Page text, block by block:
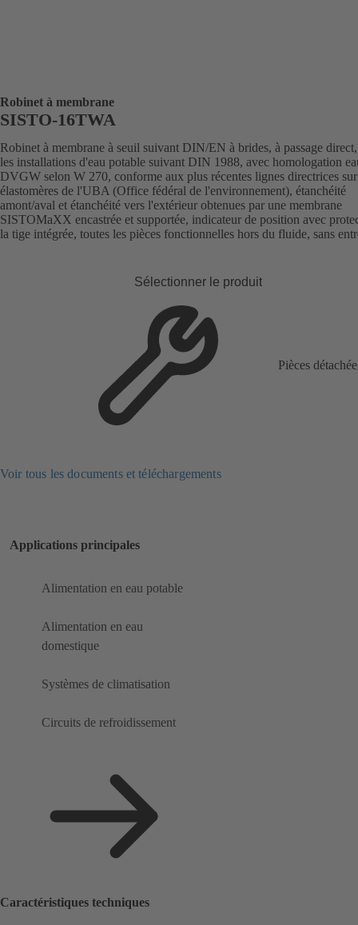
Robinet à membrane
SISTO-16TWA
Robinet à membrane à seuil suivant DIN/EN à brides, à passage
les installations d'eau potable suivant DIN 1988, avec homologation
DVGW selon W 270, conforme aux plus récentes lignes directrices
élastomères de l'UBA (Office fédéral de l'environnement), étanchéité
amont/aval et étanchéité vers l'extérieur obtenues par une membrane
SISTOMaXX encastrée et supportée, indicateur de position avec
la tige intégrée, toutes les pièces fonctionnelles hors du fluide, sans
Sélectionner le produit
Pièces
Voir tous les documents et téléchargements
Applications principales
Alimentation en eau potable
Alimentation en eau
domestique
Systèmes de climatisation
Circuits de refroidissement
Caractéristiques techniques